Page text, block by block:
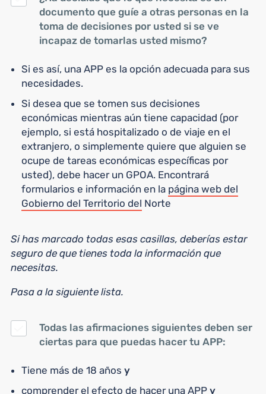
documento que guíe a otras personas en la
toma de decisiones por usted si se ve
incapaz de tomarlas usted mismo?
Si es así, una APP es la opción adecuada para sus
necesidades.
Si desea que se tomen sus decisiones
económicas mientras aún tiene capacidad (por
ejemplo, si está hospitalizado o de viaje en el
extranjero, o simplemente quiere que alguien se
ocupe de tareas económicas específicas por
usted), debe hacer un GPOA. Encontrará
formularios e información en la página web del
Gobierno del Territorio del Norte
Si has marcado todas esas casillas, deberías estar
seguro de que tienes toda la información que
necesitas.
Pasa a la siguiente lista.
Todas las afirmaciones siguientes deben ser
ciertas para que puedas hacer tu APP:
Tiene más de 18 años y
comprender el efecto de hacer una APP y